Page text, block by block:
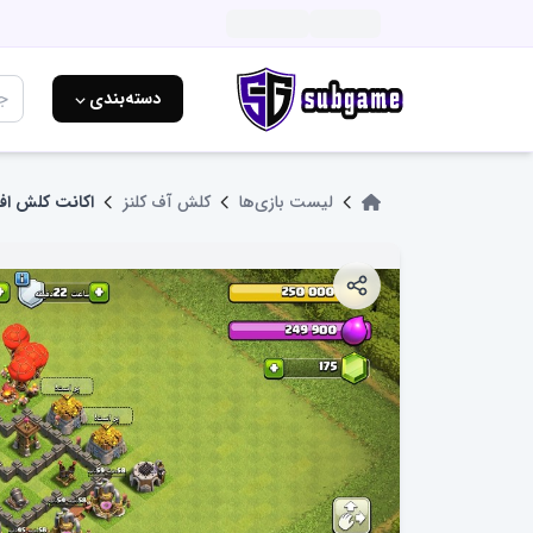
دسته‌بندی ⌵
لیست بازی‌ها کلش آف کلنز اکانت کلش